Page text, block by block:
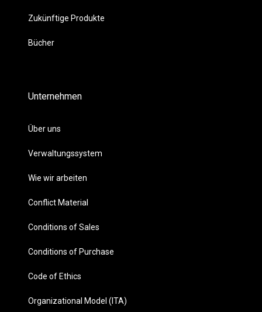
Zukünftige Produkte
Bücher
Unternehmen
Über uns
Verwaltungssystem
Wie wir arbeiten
Conflict Material
Conditions of Sales
Conditions of Purchase
Code of Ethics
Organizational Model (ITA)